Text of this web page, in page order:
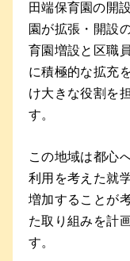
田端保育園の開
園が拡張・開設
育園増設と区職
に積極的な拡充
け大きな役割を
す。
この地域は都心
利用を考えた就
増加することが
た取り組みを計
す。